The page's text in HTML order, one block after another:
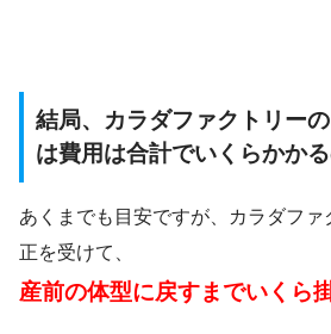
結局、カラダファクトリーの
は費用は合計でいくらかか
あくまでも目安ですが、カラダフ
正を受けて、
産前の体型に戻すまでいくら